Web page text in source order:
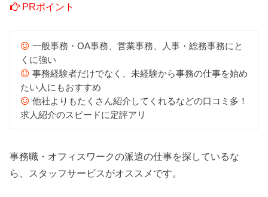
PRポイント
一般事務・OA事務、営業事務、人事・総務事務にと
くに強い
事務経験者だけでなく、未経験から事務の仕事を始め
たい人にもおすすめ
他社よりもたくさん紹介してくれるなどの口コミ多！
求人紹介のスピードに定評アリ
事務職・オフィスワークの派遣の仕事を探しているな
ら、スタッフサービスがオススメです。